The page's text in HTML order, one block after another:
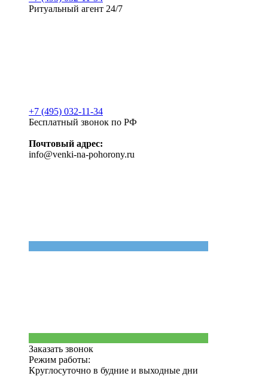
Ритуальный агент 24/7
+7 (495) 032-11-34
Бесплатный звонок по РФ
Почтовый адрес:
info@venki-na-pohorony.ru
Заказать звонок
Режим работы:
Круглосуточно в будние и выходные дни